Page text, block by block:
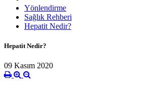
Yönlendirme
Sağlık Rehberi
Hepatit Nedir?
Hepatit Nedir?
09 Kasım 2020